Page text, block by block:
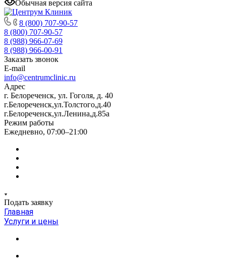
Обычная версия сайта
8 (800) 707-90-57
8 (800) 707-90-57
8 (988) 966-07-69
8 (988) 966-00-91
Заказать звонок
E-mail
info@centrumclinic.ru
Адрес
г. Белореченск, ул. Гоголя, д. 40
г.Белореченск,ул.Толстого,д.40
г.Белореченск,ул.Ленина,д.85а
Режим работы
Ежедневно, 07:00–21:00
Подать заявку
Главная
Услуги и цены